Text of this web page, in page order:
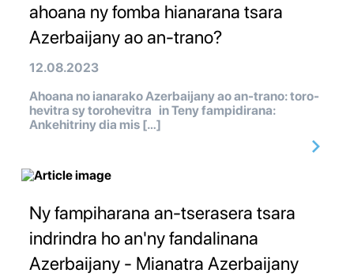
ahoana ny fomba hianarana tsara
Azerbaijany ao an-trano?
12.08.2023
Ahoana no ianarako Azerbaijany ao an-trano: toro-
hevitra sy torohevitra in Teny fampidirana:
Ankehitriny dia mis […]
Ny fampiharana an-tserasera tsara
indrindra ho an'ny fandalinana
Azerbaijany - Mianatra Azerbaijany